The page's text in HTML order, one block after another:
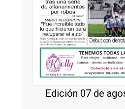
Edición 07 de